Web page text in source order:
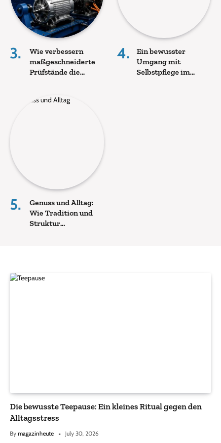
Wie verbessern
maßgeschneiderte
Prüfstände die
Antriebe?
Ein bewusster
Umgang mit
Selbstpflege im
Genuss und Alltag:
Wie Tradition und
Struktur
Die bewusste Teepause: Ein kleines Ritual gegen den
Alltagsstress
By magazinheute July 30, 2026